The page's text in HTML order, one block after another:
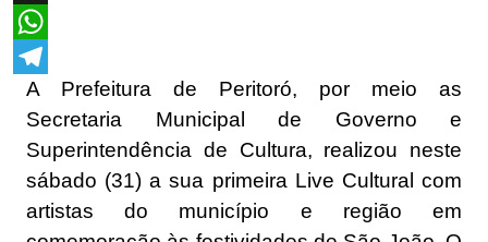
X
WhatsApp
Telegram
A Prefeitura de Peritoró, por meio as
Secretaria Municipal de Governo e
Superintendência de Cultura, realizou neste
sábado (31) a sua primeira Live Cultural com
artistas do município e região em